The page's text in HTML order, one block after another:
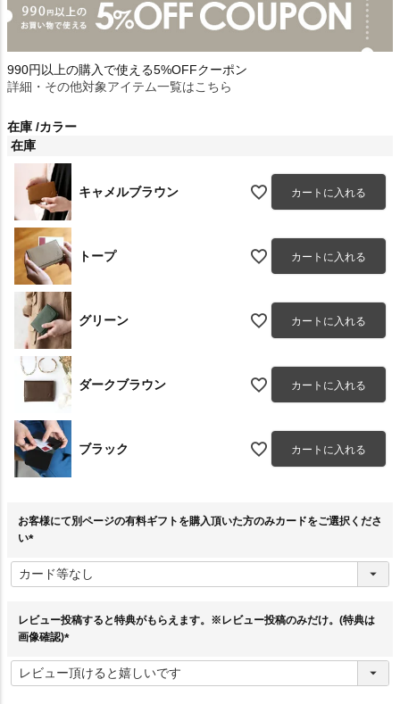
990円以上の購入で使える5%OFFクーポン
詳細・その他対象アイテム一覧はこちら
在庫 カラー
在庫
キャメルブラウン カートに入れる
トープ カートに入れる
グリーン カートに入れる
ダークブラウン カートに入れる
ブラック カートに入れる
お客様にて別ページの有料ギフトを購入頂いた方のみカードをご選択くださ
い
必
須
レビュー投稿すると特典がもらえます。※レビュー投稿のみだけ。(特典は
画像確認)
必
須